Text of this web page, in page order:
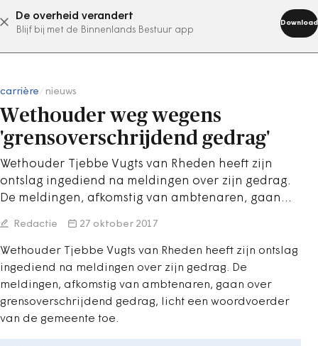
De overheid verandert
Blijf bij met de Binnenlands Bestuur app
Download
abonneer nu
carrière nieuws
Wethouder weg wegens
'grensoverschrijdend gedrag'
Wethouder Tjebbe Vugts van Rheden heeft zijn
ontslag ingediend na meldingen over zijn gedrag.
De meldingen, afkomstig van ambtenaren, gaan…
Redactie 27 oktober 2017
Wethouder Tjebbe Vugts van Rheden heeft zijn ontslag
ingediend na meldingen over zijn gedrag. De
meldingen, afkomstig van ambtenaren, gaan over
grensoverschrijdend gedrag, licht een woordvoerder
van de gemeente toe.